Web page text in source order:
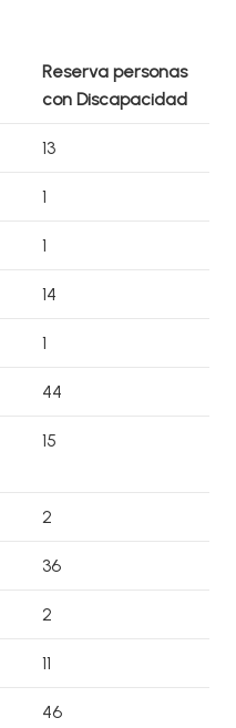
Reserva personas
con Discapacidad
13
1
1
14
1
44
15
2
36
2
11
46